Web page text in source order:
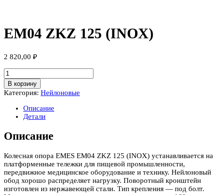
EM04 ZKZ 125 (INOX)
2 820,00 ₽
Количество
товара
EM04
ZKZ
(INOX)
В корзину
Категория: Нейлоновые
Описание
Детали
Описание
Колесная опора EMES EM04 ZKZ 125 (INOX) устанавливается на
платформенные тележки для пищевой промышленности,
передвижное медицинское оборудование и технику. Нейлоновый
обод хорошо распределяет нагрузку. Поворотный кронштейн
изготовлен из нержавеющей стали. Тип крепления — под болт.